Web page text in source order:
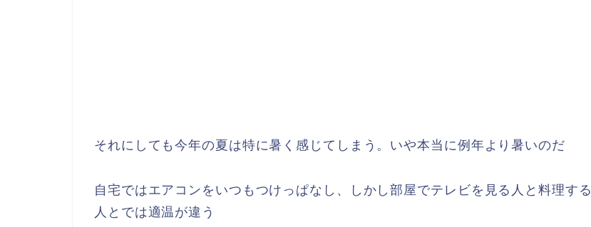
それにしても今年の夏は特に暑く感じてしまう。いや本当に例年より暑いのだ
自宅ではエアコンをいつもつけっぱなし、しかし部屋でテレビを見る人と料理する
人とでは適温が違う